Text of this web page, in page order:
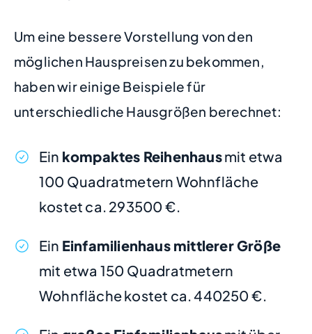
Um eine bessere Vorstellung von den
möglichen Hauspreisen zu bekommen,
haben wir einige Beispiele für
unterschiedliche Hausgrößen berechnet:
Ein kompaktes Reihenhausmit etwa
100 Quadratmetern Wohnfläche
kostet ca. 293500 €.
Ein Einfamilienhaus mittlerer Größe
mit etwa 150 Quadratmetern
Wohnfläche kostet ca. 440250 €.